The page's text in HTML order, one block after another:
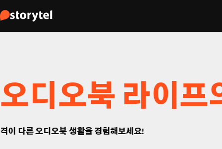
오디오북 라이프
격이 다른 오디오북 생활을 경험해보세요!